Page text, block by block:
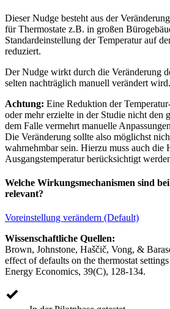
Dieser Nudge besteht aus der
für Thermostate z.B. in großen
Standardeinstellung der Temperatur auf
reduziert.
Der Nudge wirkt durch die Veränderung
selten nachträglich manuell verändert wird.
Achtung: Eine Reduktion der
oder mehr erzielte in der Studie nicht den
dem Falle vermehrt manuelle
Die Veränderung sollte also möglichst
wahrnehmbar sein. Hierzu muss auch die
Ausgangstemperatur berücksichtigt
Welche Wirkungsmechanismen sind
relevant?
Voreinstellung verändern (Default)
Wissenschaftliche Quellen:
Brown, Johnstone, Haščič, Vong, &
effect of defaults on the thermostat
Energy Economics, 39(C), 128-134.